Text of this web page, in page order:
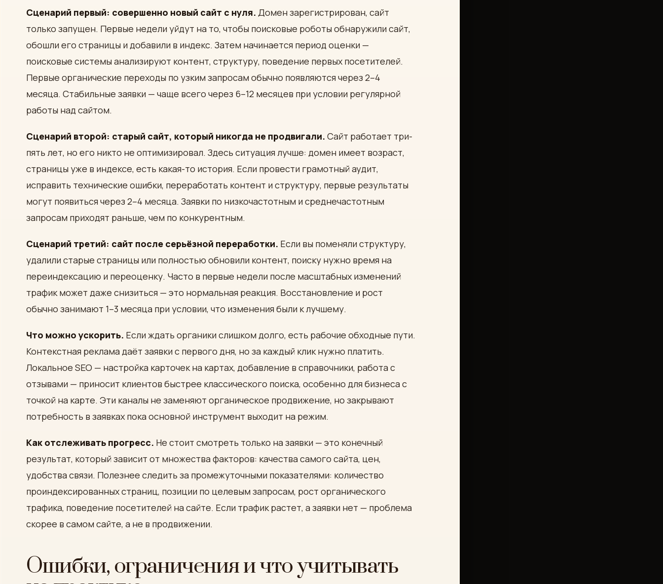
Сценарий первый: совершенно новый сайт с нуля. Домен зарегистрирован, сайт
только запущен. Первые недели уйдут на то, чтобы поисковые роботы обнаружили сайт,
обошли его страницы и добавили в индекс. Затем начинается период оценки —
поисковые системы анализируют контент, структуру, поведение первых посетителей.
Первые органические переходы по узким запросам обычно появляются через 2–4
месяца. Стабильные заявки — чаще всего через 6–12 месяцев при условии регулярной
работы над сайтом.
Сценарий второй: старый сайт, который никогда не продвигали. Сайт работает три-
пять лет, но его никто не оптимизировал. Здесь ситуация лучше: домен имеет возраст,
страницы уже в индексе, есть какая-то история. Если провести грамотный аудит,
исправить технические ошибки, переработать контент и структуру, первые результаты
могут появиться через 2–4 месяца. Заявки по низкочастотным и среднечастотным
запросам приходят раньше, чем по конкурентным.
Сценарий третий: сайт после серьёзной переработки. Если вы поменяли структуру,
удалили старые страницы или полностью обновили контент, поиску нужно время на
переиндексацию и переоценку. Часто в первые недели после масштабных изменений
трафик может даже снизиться — это нормальная реакция. Восстановление и рост
обычно занимают 1–3 месяца при условии, что изменения были к лучшему.
Что можно ускорить. Если ждать органики слишком долго, есть рабочие обходные пути.
Контекстная реклама даёт заявки с первого дня, но за каждый клик нужно платить.
Локальное SEO — настройка карточек на картах, добавление в справочники, работа с
отзывами — приносит клиентов быстрее классического поиска, особенно для бизнеса с
точкой на карте. Эти каналы не заменяют органическое продвижение, но закрывают
потребность в заявках пока основной инструмент выходит на режим.
Как отслеживать прогресс. Не стоит смотреть только на заявки — это конечный
результат, который зависит от множества факторов: качества самого сайта, цен,
удобства связи. Полезнее следить за промежуточными показателями: количество
проиндексированных страниц, позиции по целевым запросам, рост органического
трафика, поведение посетителей на сайте. Если трафик растет, а заявки нет — проблема
скорее в самом сайте, а не в продвижении.
Ошибки, ограничения и что учитывать